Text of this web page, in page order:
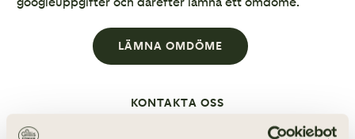
LÄMNA OMDÖME
KONTAKTA OSS